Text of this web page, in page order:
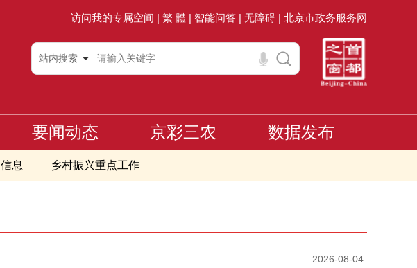
访问我的专属空间 | 繁 體 | 智能问答 | 无障碍 | 北京市政务服务网
站内搜索
要闻动态
息 乡村振兴重点工作
京彩三农 数据发布
2026-08-04